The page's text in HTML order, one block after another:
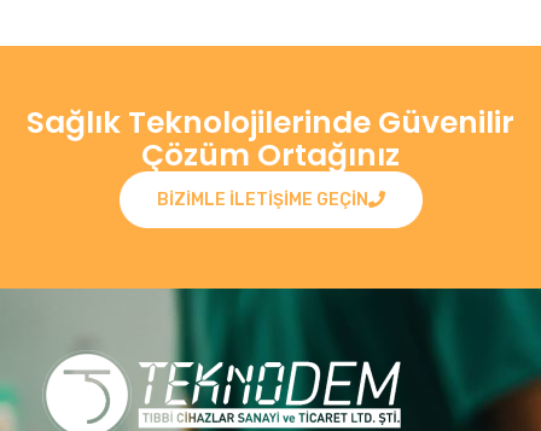
Sağlık Teknolojilerinde Güvenilir
Çözüm Ortağınız
BIZIMLE ILETIŞIME GEÇIN